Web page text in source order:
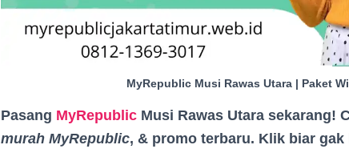
MyRepublic Musi Rawas Utara | Paket
Pasang MyRepublic Musi Rawas Utara sekarang!
murah MyRepublic, & promo terbaru. Klik biar